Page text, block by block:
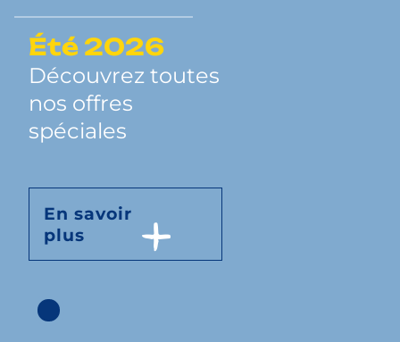
Été 2026
Découvrez toutes
nos offres
spéciales
En savoir
plus